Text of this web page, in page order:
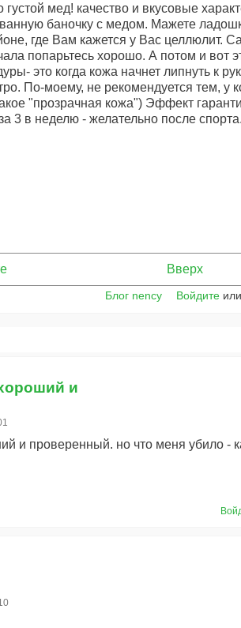
мед! качество и вкусовые
баночку с медом. Мажете
где Вам кажется у Вас целлюлит.
попарьтесь хорошо. А потом и вот
это когда кожа начнет липнуть к
По-моему, не рекомендуется тем, у
"прозрачная кожа") Эффект
3 в неделю - желательно после
Вверх
Блог nency Войдите
и
и проверенный. но что меня убило -